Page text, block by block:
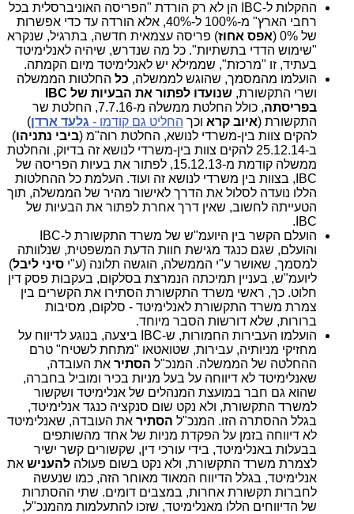
ההקלות ל-IBC הן לא רק הורדת "הפריסה האוניברסלית בכל
רחבי הארץ" מ-100% ל-40%, אלא הורדה עד כדי אפשרות
של 0% (
אפס אחוז) פריסה עצמאית חדשה, בתרגיל, שנקרא
"שימוש הדדי בתשתיות". כל מה שנדרש, שיהיה לאנלימיטד
בעתיד, זו "מרכזת", שממילא יש לאנלימיטד מיום הקמתה.
הועלמו מהמסמך, שהוגש לממשלה, כל החלטות הממשלה
ושרי התקשורת,
שנועדו לפתור את הבעיות של IBC
בפריסתה
, כולל החלטת ממשלה מ-7.7.16, החלטת שר
התקשורת (איוב קרא וכך החליט גם קודמו - גלעד ארדן)
להקים צוות בין-משרדי לנושא, החלטת רוה"מ (ביבי נתניהו)
ב-25.12.14 להקים צוות בין-משרדי לנושא זה בדיוק, והחלטת
ממשלה קודמת מ-15.12.13, לפתור את בעיות הפריסה של
IBC, בצוות בין משרדי לנושא זה ועוד. העלמת כל ההחלטות
הללו נועדה לסלול את הדרך לאישור מהיר של הממשלה, תוך
הטעייתה לחשוב, שאין דרך אחרת לפתור את הבעיות של
IBC.
הועלם הקשר בין היועמ"ש של משרד התקשורת ל-IBC
והועלם, שגם כנגד מגישת חוות הדעת המשפטית, שנלוותה
למסמך, שאושר ע"י הממשלה, הוגשה תלונה (ע"י סיני ליבל)
ליועמ"ש, בעניין תמיכתה הנמרצת בסלקום, בעקבות פסק דין
חלוט. כך, ראשי משרד התקשורת הסתירו את הקשרים בין
צמרת משרד התקשורת לאנלימיטד - סלקום, מסיבות
ברורות, שלא דורשות הסבר מיוחד.
הועלמו העבירות החמורות, ש-IBC ביצעה, בנוגע לדיווח על
מחזיקי מניותיה, עבירות, שטואטאו "מתחת לשטיח" טרם
ההחלטה של הממשלה. המנכ"ל הסתיר את העובדה,
שאנלימיטד לא דיווחה על בעל מניות בכיר ומוביל בחברה,
שהוא גם חבר במועצת המנהלים של אנלימיטד ושקשור
למשרד התקשורת, ולא נקט שום סנקציה כנגד אנלימיטד,
בגלל ההסתרה הזו. המנכ"ל הסתיר את העובדה, שאנלימיטד
לא דיווחה בזמן על הפקדת מניות של אחד מהשותפים
בבעלות באנלימיטד, בידי עורכי דין, שקשורים קשר ישיר
לצמרת משרד התקשורת, ולא נקט בשום פעולה להעניש את
אנלימיטד, בגלל הדיווח המאוד מאוחר הזה, כמו שנעשה
לחברות תקשורת אחרות, במצבים דומים. שתי ההסתרות
של הדיווחים הללו מאנלימיטד, שזכו להתעלמות מהמנכ"ל,